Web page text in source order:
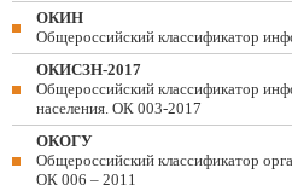
ОКИН
Общероссийский классификатор
ОКИСЗН-2017
Общероссийский классификатор
населения. ОК 003-2017
ОКОГУ
Общероссийский классификатор
ОК 006 – 2011